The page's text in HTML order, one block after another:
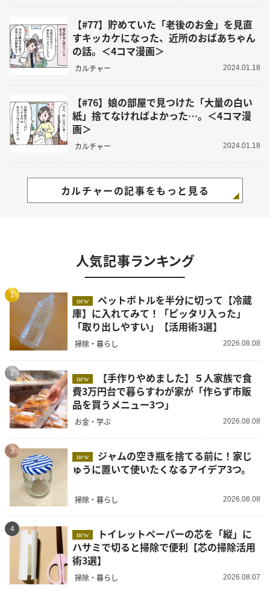
【#77】貯めていた「老後のお金」を見直
すキッカケになった、近所のおばあちゃん
の話。＜4コマ漫画＞
カルチャー 2024.01.18
【#76】娘の部屋で見つけた「大量の白い
紙」捨てなければよかった…。＜4コマ漫
画＞
カルチャー 2024.01.18
カルチャーの記事をもっと見る
人気記事ランキング
1
new
ペットボトルを半分に切って【冷蔵
庫】に入れてみて！「ピッタリ入った」
「取り出しやすい」【活用術3選】
掃除・暮らし 2026.08.08
2
new
費3万円台で暮らすわが家が「作らず市販
品を買うメニュー3つ」
お金・学ぶ 2026.08.08
3
new
ゅうに置いて使いたくなるアイデア3つ。
掃除・暮らし 2026.08.08
4
new
ハサミで切ると掃除で便利【芯の掃除活用
術3選】
掃除・暮らし 2026.08.07